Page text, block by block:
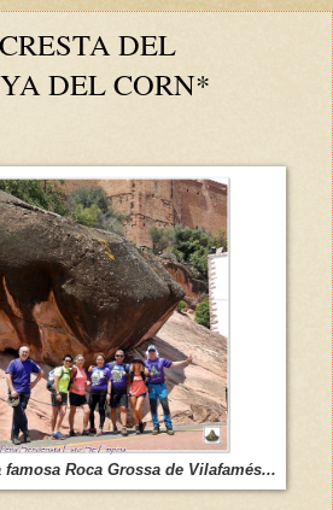
DEL
DEL CORN*
Roca Grossa de Vilafamés...